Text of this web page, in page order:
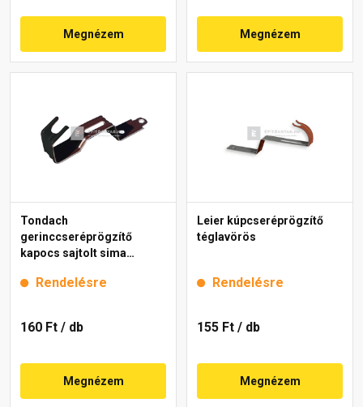
Megnézem Megnézem
Tondach
gerinccseréprögzítő
kapocs sajtolt sima
Rendelésre
160 Ft / db
Megnézem
Leier kúpcseréprögzítő
téglavörös
Rendelésre
155 Ft / db
Megnézem